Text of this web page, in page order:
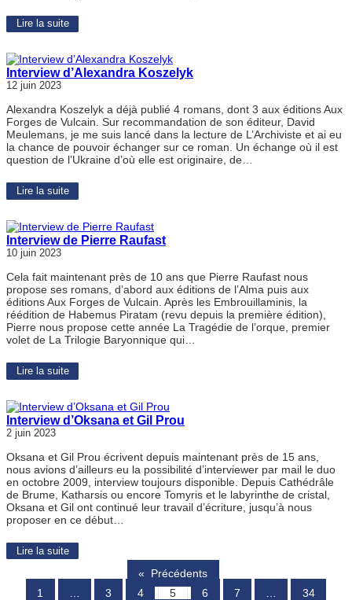
Lire la suite
Interview d’Alexandra Koszelyk
12 juin 2023
Alexandra Koszelyk a déjà publié 4 romans, dont 3 aux éditions Aux
Forges de Vulcain. Sur recommandation de son éditeur, David
Meulemans, je me suis lancé dans la lecture de L’Archiviste et ai eu
la chance de pouvoir échanger sur ce roman. Un échange où il est
question de l’Ukraine d’où elle est originaire, de…
Lire la suite
Interview de Pierre Raufast
10 juin 2023
Cela fait maintenant près de 10 ans que Pierre Raufast nous
propose ses romans, d’abord aux éditions de l’Alma puis aux
éditions Aux Forges de Vulcain. Après les Embrouillaminis, la
réédition de Habemus Piratam (revu depuis la première édition),
Pierre nous propose cette année La Tragédie de l’orque, premier
volet de La Trilogie Baryonnique qui…
Lire la suite
Interview d’Oksana et Gil Prou
2 juin 2023
Oksana et Gil Prou écrivent depuis maintenant près de 15 ans,
nous avions d’ailleurs eu la possibilité d’interviewer par mail le duo
en octobre 2009, interview toujours disponible. Depuis Cathédrâle
de Brume, Katharsis ou encore Tomyris et le labyrinthe de cristal,
Oksana et Gil ont continué leur travail d’écriture, jusqu’à nous
proposer en ce début…
Lire la suite
«
Précédents
1
… 3 4 5 6 7 … 34